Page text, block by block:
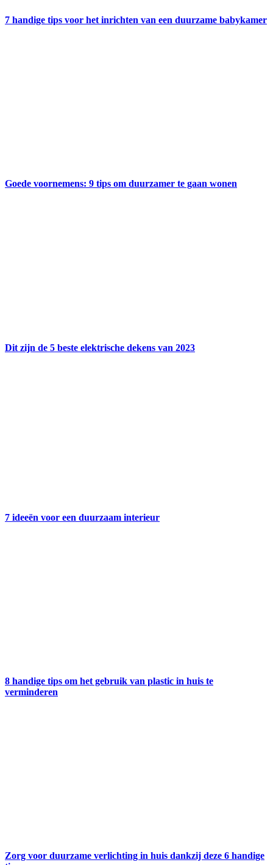
7 handige tips voor het inrichten van een duurzame babykamer
Goede voornemens: 9 tips om duurzamer te gaan wonen
Dit zijn de 5 beste elektrische dekens van 2023
7 ideeën voor een duurzaam interieur
8 handige tips om het gebruik van plastic in huis te
verminderen
Zorg voor duurzame verlichting in huis dankzij deze 6 handige